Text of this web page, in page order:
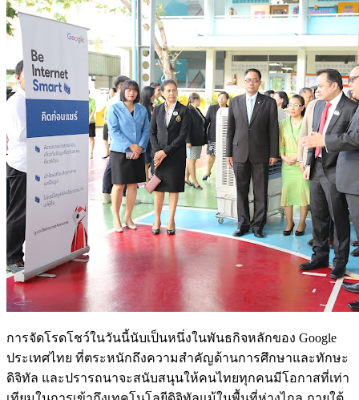
การจัดโรดโชว์ในวันนี้นับเป็นหนึ่งในพันธกิจหลักของ Google
ประเทศไทย ที่ตระหนักถึงความสำคัญด้านการศึกษาและทักษะ
ดิจิทัล และปรารถนาจะสนับสนุนให้คนไทยทุกคนมีโอกาสที่เท่า